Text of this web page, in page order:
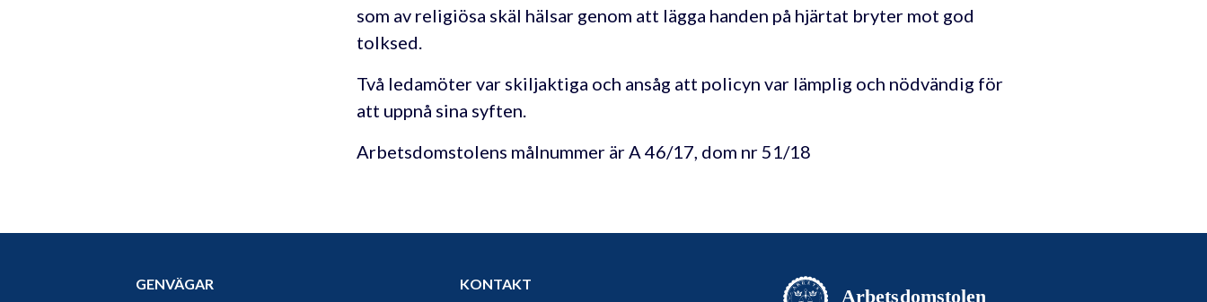
som av religiösa skäl hälsar genom att lägga handen på hjärtat bryter mot god
tolksed.
Två ledamöter var skiljaktiga och ansåg att policyn var lämplig och nödvändig för
att uppnå sina syften.
Arbetsdomstolens målnummer är A 46/17, dom nr 51/18
GENVÄGAR
KONTAKT